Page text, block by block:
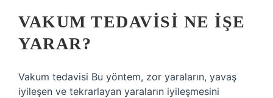
VAKUM TEDAVISI NE IŞE
YARAR?
Vakum tedavisi Bu yöntem, zor yaraların, yavaş
iyileşen ve tekrarlayan yaraların iyileşmesini